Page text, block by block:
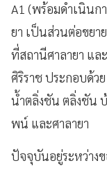
A1 (พร้อมดำเนินก
ยา เป็นส่วนต่อขย
ที่สถานีศาลายา แล
ศิริราช ประกอบด้ว
น้ำตลิ่งชัน ตลิ่งชัน
พน์ และศาลายา
ปัจจุบันอยู่ระหว่าง